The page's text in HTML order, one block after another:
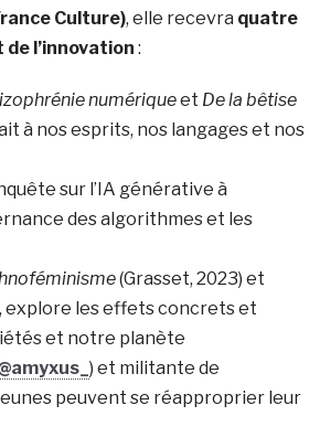
Culture), elle recevra quatre
l’innovation :
numériqueet De la bêtise
à nos esprits, nos langages et nos
sur l’IA générative à
des algorithmes et les
(Grasset, 2023) et
explore les effets concrets et
et notre planète
) et militante de
peuvent se réapproprier leur